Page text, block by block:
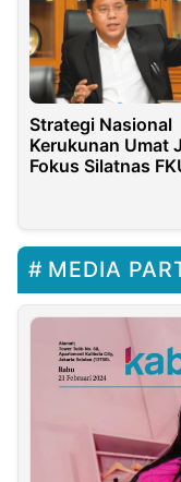
Strategi Nasional
Kerukunan Umat
Fokus Silatnas
MEDIA